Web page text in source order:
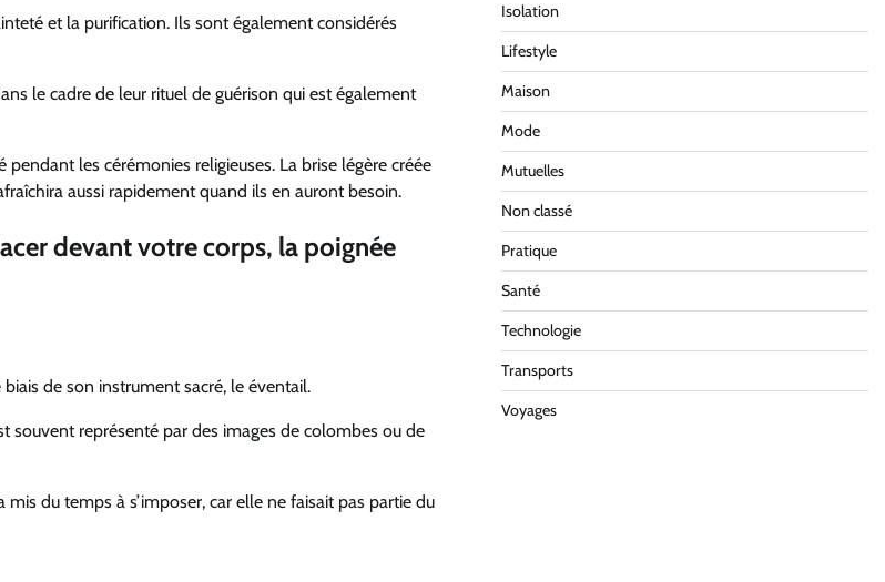
et la purification. Ils sont également considérés
le cadre de leur rituel de guérison qui est également
les cérémonies religieuses. La brise légère créée
aussi rapidement quand ils en auront besoin.
devant votre corps, la poignée
de son instrument sacré, le éventail.
souvent représenté par des images de colombes ou de
du temps à s’imposer, car elle ne faisait pas partie du
Isolation
Lifestyle
Maison
Mode
Mutuelles
Non classé
Pratique
Santé
Technologie
Transports
Voyages